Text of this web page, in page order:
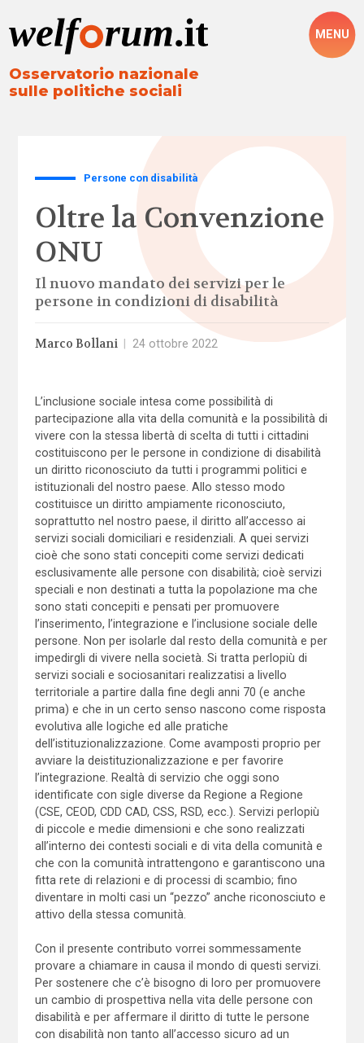
Osservatorio nazionale
sulle politiche sociali
MENU
Persone con disabilità
Oltre la Convenzione
ONU
Il nuovo mandato dei servizi per le
persone in condizioni di disabilità
Marco Bollani 24 ottobre 2022
L’inclusione sociale intesa come possibilità di
partecipazione alla vita della comunità e la possibilità di
vivere con la stessa libertà di scelta di tutti i cittadini
costituiscono per le persone in condizione di disabilità
un diritto riconosciuto da tutti i programmi politici e
istituzionali del nostro paese. Allo stesso modo
costituisce un diritto ampiamente riconosciuto,
soprattutto nel nostro paese, il diritto all’accesso ai
servizi sociali domiciliari e residenziali. A quei servizi
cioè che sono stati concepiti come servizi dedicati
esclusivamente alle persone con disabilità; cioè servizi
speciali e non destinati a tutta la popolazione ma che
sono stati concepiti e pensati per promuovere
l’inserimento, l’integrazione e l’inclusione sociale delle
persone. Non per isolarle dal resto della comunità e per
impedirgli di vivere nella società. Si tratta perlopiù di
servizi sociali e sociosanitari realizzatisi a livello
territoriale a partire dalla fine degli anni 70 (e anche
prima) e che in un certo senso nascono come risposta
evolutiva alle logiche ed alle pratiche
dell’istituzionalizzazione. Come avamposti proprio per
avviare la deistituzionalizzazione e per favorire
l’integrazione. Realtà di servizio che oggi sono
identificate con sigle diverse da Regione a Regione
(CSE, CEOD, CDD CAD, CSS, RSD, ecc.). Servizi perlopiù
di piccole e medie dimensioni e che sono realizzati
all’interno dei contesti sociali e di vita della comunità e
che con la comunità intrattengono e garantiscono una
fitta rete di relazioni e di processi di scambio; fino
diventare in molti casi un “pezzo” anche riconosciuto e
attivo della stessa comunità.
Con il presente contributo vorrei sommessamente
provare a chiamare in causa il mondo di questi servizi.
Per sostenere che c’è bisogno di loro per promuovere
un cambio di prospettiva nella vita delle persone con
disabilità e per affermare il diritto di tutte le persone
con disabilità non tanto all’accesso sicuro ad un